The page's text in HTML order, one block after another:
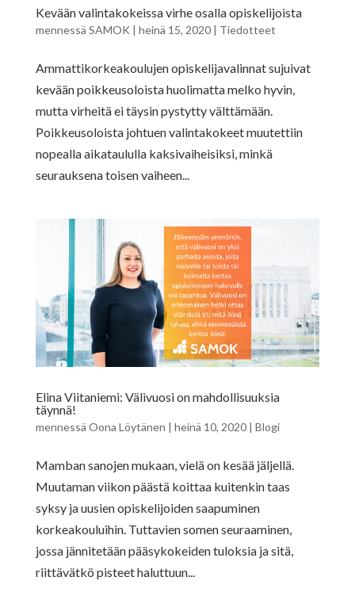
Kevään valintakokeissa virhe osalla opiskelijoista
mennessä SAMOK | heinä 15, 2020| Tiedotteet
Ammattikorkeakoulujen opiskelijavalinnat sujuivat
kevään poikkeusoloista huolimatta melko hyvin,
mutta virheitä ei täysin pystytty välttämään.
Poikkeusoloista johtuen valintakokeet muutettiin
nopealla aikataululla kaksivaiheisiksi, minkä
seurauksena toisen vaiheen...
Elina Viitaniemi: Välivuosi on mahdollisuuksia
täynnä!
mennessä Oona Löytänen | heinä 10, 2020| Blogi
Mamban sanojen mukaan, vielä on kesää jäljellä.
Muutaman viikon päästä koittaa kuitenkin taas
syksy ja uusien opiskelijoiden saapuminen
korkeakouluihin. Tuttavien somen seuraaminen,
jossa jännitetään pääsykokeiden tuloksia ja sitä,
riittävätkö pisteet haluttuun...